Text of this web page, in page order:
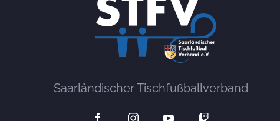
Saarländischer Tischfußballverband